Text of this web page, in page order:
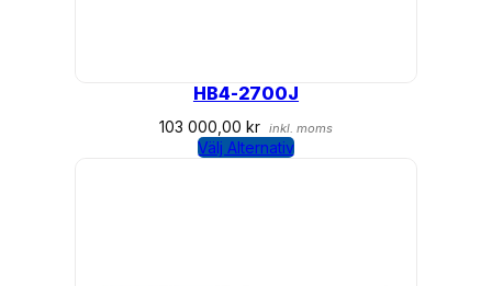
HB4-2700J
103 000,00 kr inkl. moms
Välj Alternativ